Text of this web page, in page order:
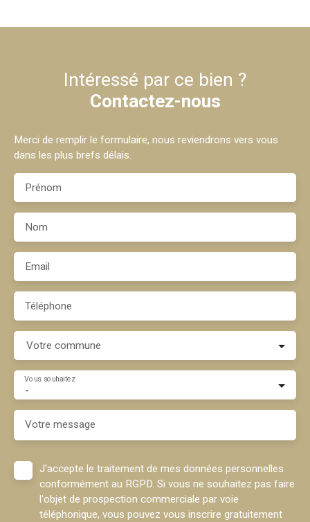
Intéressé par ce bien ?
Contactez-nous
Merci de remplir le formulaire, nous reviendrons vers vous
dans les plus brefs délais.
Prénom
Nom
Email
Téléphone
Votre commune
-
Vous souhaitez
Votre message
J'accepte le traitement de mes données personnelles
conformément au RGPD. Si vous ne souhaitez pas faire
l'objet de prospection commerciale par voie
téléphonique, vous pouvez vous inscrire gratuitement